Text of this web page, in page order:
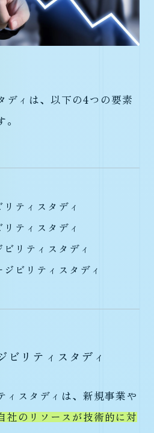
ディは、以下の4つの要素
。
ティスタディ
ティスタディ
リティスタディ
ビリティスタディ
リティスタディ
ィスタディは、新規事業や
社のリソースが技術的に対